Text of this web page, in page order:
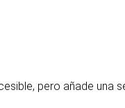
pero añade una